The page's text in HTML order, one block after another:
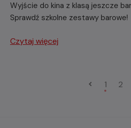
Wyjście do kina z klasą jeszcze
Sprawdź szkolne zestawy barowe!
Czytaj więcej
1 2